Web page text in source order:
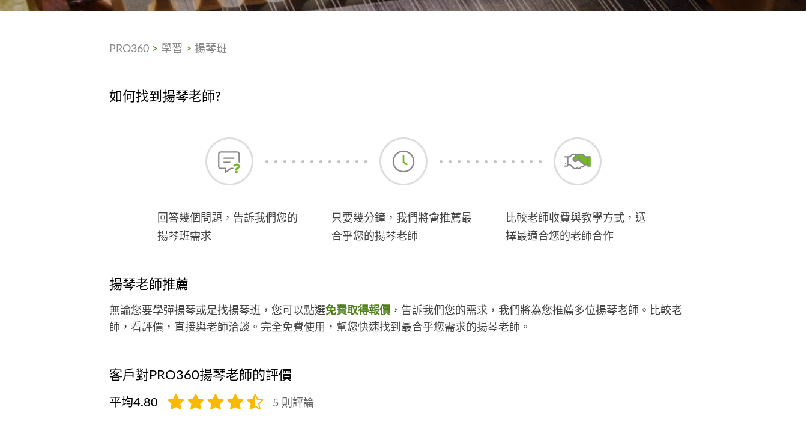
PRO360> 學習 > 揚琴班
如何找到揚琴老師?
回答幾個問題，告訴我們您的
揚琴班需求
只要幾分鐘，我們將會推薦最
合乎您的揚琴老師
比較老師收費與教學方式，選
擇最適合您的老師合作
揚琴老師推薦
無論您要學彈揚琴或是找揚琴班，您可以點選免費取得報價，告訴我們您的需求，我們將為您推薦多位揚琴老師。比較老
師，看評價，直接與老師洽談。完全免費使用，幫您快速找到最合乎您需求的揚琴老師。
客戶對PRO360揚琴老師的評價
平均4.80 5 則評論